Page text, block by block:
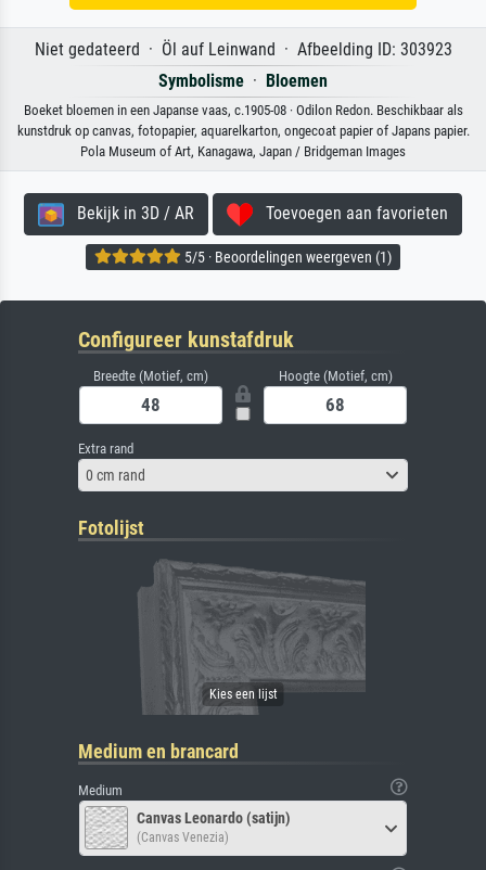
Niet gedateerd · Öl auf Leinwand · Afbeelding ID: 303923
Symbolisme · Bloemen
Boeket bloemen in een Japanse vaas, c.1905-08 · Odilon Redon. Beschikbaar als
kunstdruk op canvas, fotopapier, aquarelkarton, ongecoat papier of Japans papier.
Pola Museum of Art, Kanagawa, Japan / Bridgeman Images
Bekijk in 3D / AR Toevoegen aan favorieten
5/5 · Beoordelingen weergeven (1)
Configureer kunstafdruk
Breedte (Motief, cm) Hoogte (Motief, cm)
Extra rand
0 cm rand
Fotolijst
Medium en brancard
Medium
Canvas Leonardo (satijn)
(Canvas Venezia)